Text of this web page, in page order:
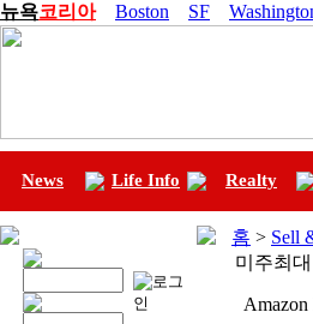
뉴욕코리아 Boston SF
News Life Info Realty
홈 > Sell
미주최